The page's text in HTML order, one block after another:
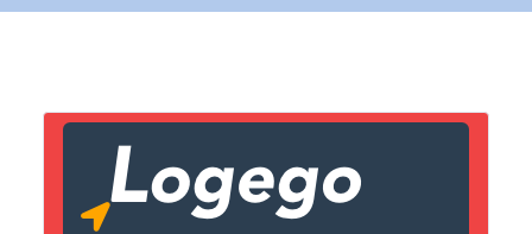
Lien vers inscription (sera inclus dans courriel)
Copier lien
X Fermer